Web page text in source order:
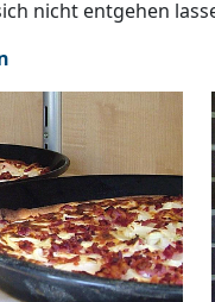
nicht entgehen